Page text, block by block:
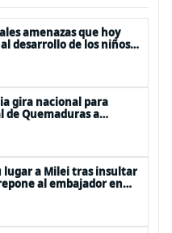
amenazas que hoy
desarrollo de los niños
gira nacional para
Quemaduras a
salud
lugar a Milei tras insultar
al embajador en
bilateral